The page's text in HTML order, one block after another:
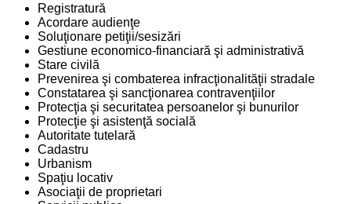
Registratură
Acordare audienţe
Soluţionare petiţii/sesizări
Gestiune economico-financiară şi administrativă
Stare civilă
Prevenirea şi combaterea infracţionalităţii stradale
Constatarea şi sancţionarea contravenţiilor
Protecţia şi securitatea persoanelor şi bunurilor
Protecţie şi asistenţă socială
Autoritate tutelară
Cadastru
Urbanism
Spaţiu locativ
Asociaţii de proprietari